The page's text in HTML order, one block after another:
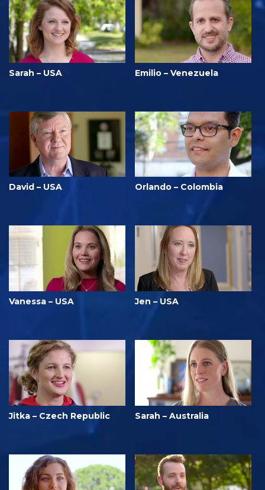
Sarah – USA Emilio – Venezuela
David – USA Orlando – Colombia
Vanessa – USA Jen – USA
Jitka – Czech Republic Sarah – Australia